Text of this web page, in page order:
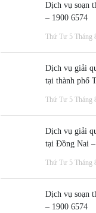
Dịch vụ soạn
– 1900 6574
Thứ Tư 5 Tháng
Dịch vụ giải
tại thành phố
Thứ Tư 5 Tháng
Dịch vụ giải
tại Đồng Nai
Thứ Tư 5 Tháng
Dịch vụ soạn
– 1900 6574